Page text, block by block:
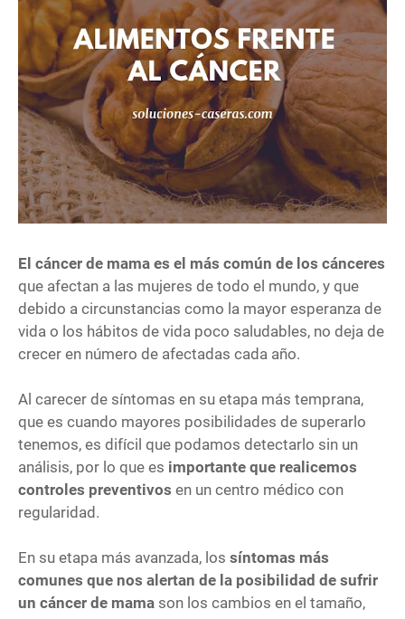
El cáncer de mama es el más común de los cánceres
que afectan a las mujeres de todo el mundo, y que
debido a circunstancias como la mayor esperanza de
vida o los hábitos de vida poco saludables, no deja de
crecer en número de afectadas cada año.
Al carecer de síntomas en su etapa más temprana,
que es cuando mayores posibilidades de superarlo
tenemos, es difícil que podamos detectarlo sin un
análisis, por lo que es importante que realicemos
controles preventivos en un centro médico con
regularidad.
En su etapa más avanzada, los síntomas más
comunes que nos alertan de la posibilidad de sufrir
un cáncer de mama son los cambios en el tamaño,